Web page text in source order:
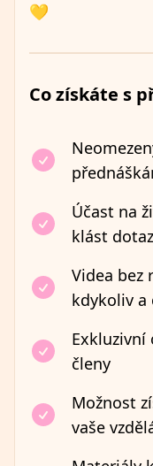
💛
Co získáte s
Účast na
klást
Videa bez
kdykoliv
Exkluzivní
členy
Možnost
vaše